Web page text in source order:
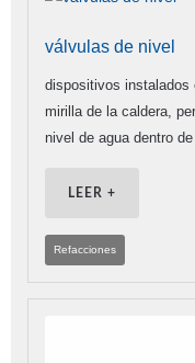
válvulas de nivel
dispositivos
mirilla de la caldera,
nivel de agua dentro
LEER +
Refacciones